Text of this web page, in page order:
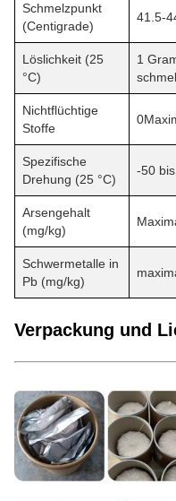
Schmelzpunkt
(Centigrade)
41.5-
Löslichkeit (25
°C)
1
Nichtflüchtige
Stoffe
Spezifische
Drehung (25 °C)
-50
Arsengehalt
(mg/kg)
Schwermetalle in
Pb (mg/kg)
Verpackung und